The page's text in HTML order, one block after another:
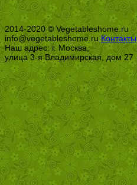
2014-2020 © Vegetableshome.ru
info@vegetableshome.ruКонтакты
Наш адрес: г. Москва,
улица 3-я Владимирская, дом 27